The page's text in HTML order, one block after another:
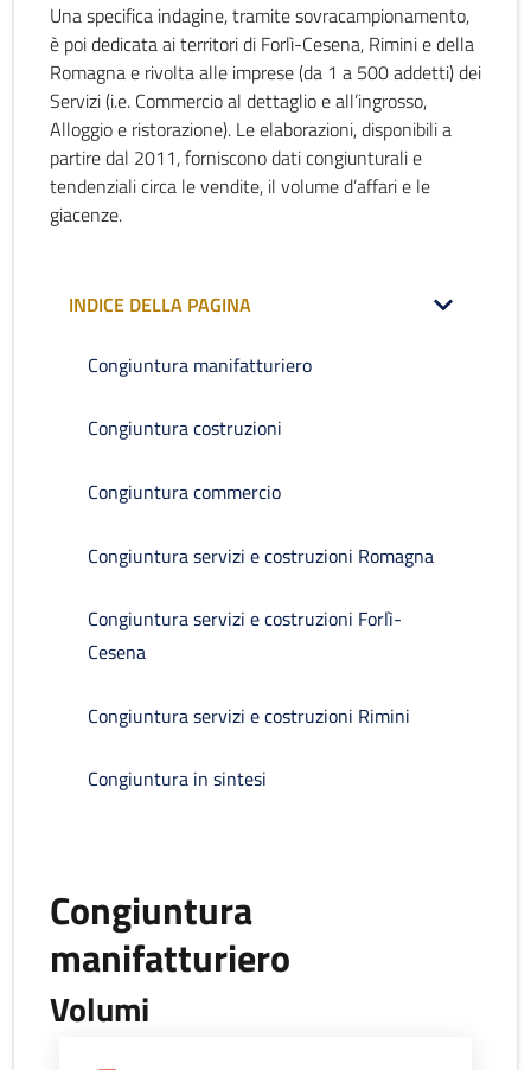
Una specifica indagine, tramite sovracampionamento,
è poi dedicata ai territori di Forlì-Cesena, Rimini e della
Romagna e rivolta alle imprese (da 1 a 500 addetti) dei
Servizi (i.e. Commercio al dettaglio e all’ingrosso,
Alloggio e ristorazione). Le elaborazioni, disponibili a
partire dal 2011, forniscono dati congiunturali e
tendenziali circa le vendite, il volume d’affari e le
giacenze.
INDICE DELLA PAGINA
Congiuntura manifatturiero
Congiuntura costruzioni
Congiuntura commercio
Congiuntura servizi e costruzioni Romagna
Congiuntura servizi e costruzioni Forlì-
Cesena
Congiuntura servizi e costruzioni Rimini
Congiuntura in sintesi
Congiuntura
manifatturiero
Volumi